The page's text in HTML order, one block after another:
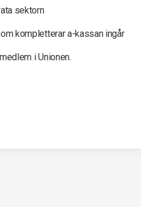
sektorn
kompletterar a-kassan ingår
i Unionen.